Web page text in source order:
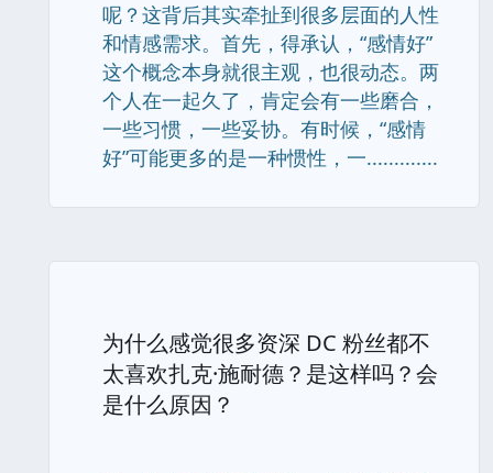
呢？这背后其实牵扯到很多层面的人性
和情感需求。首先，得承认，“感情好”
这个概念本身就很主观，也很动态。两
个人在一起久了，肯定会有一些磨合，
一些习惯，一些妥协。有时候，“感情
好”可能更多的是一种惯性，一.............
为什么感觉很多资深 DC 粉丝都不
太喜欢扎克·施耐德？是这样吗？会
是什么原因？